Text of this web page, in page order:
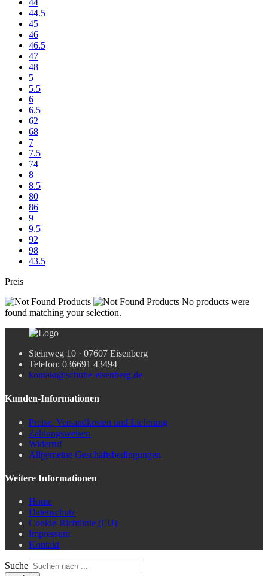
44
44.5
45
46
46.5
47
48
5
5.5
6
6.5
62
68
7
7.5
74
8
8.5
80
86
9
9.5
92
98
43.5
Preis
No products were
found matching your selection.
Steinweg 10 · 07607 Eisenberg
Telefon: 036691 43494
kontakt@schuhe-eisenberg.de
Kunden-Informationen
Preise, Versandkosten und Lieferung
Zahlungsweisen
Widerruf
Allgemeine Geschäftsbedingungen
Weitere Informationen
Home
Datenschutz
Cookie-Richtlinie (EU)
Impressum
Kontakt
Suche